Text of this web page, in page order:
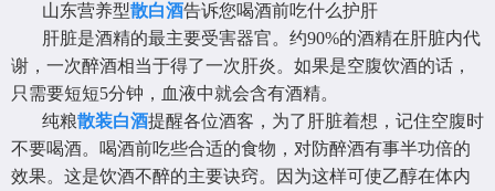
山东营养型散白酒告诉您喝酒前吃什么护肝
肝脏是酒精的最主要受害器官。约90%的酒精在肝脏内代
谢，一次醉酒相当于得了一次肝炎。如果是空腹饮酒的话，
只需要短短5分钟，血液中就会含有酒精。
纯粮散装白酒提醒各位酒客，为了肝脏着想，记住空腹时
不要喝酒。喝酒前吃些合适的食物，对防醉酒有事半功倍的
效果。这是饮酒不醉的主要诀窍。因为这样可使乙醇在体内